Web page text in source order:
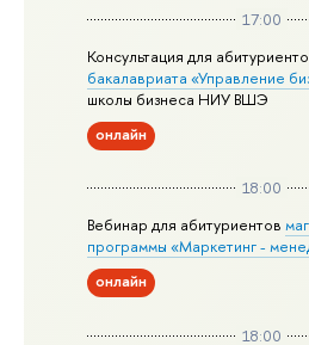
17:00
Консультация для
бакалавриата «Управление
школы бизнеса НИУ ВШЭ
онлайн
18:00
Вебинар для абитуриентов
программы «Маркетинг -
онлайн
18:00